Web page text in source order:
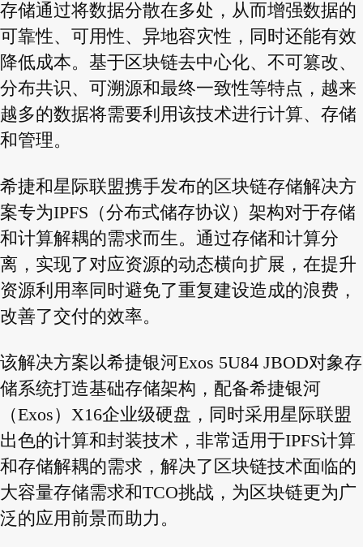
存储通过将数据分散在多处，从而增强数据的
可靠性、可用性、异地容灾性，同时还能有效
降低成本。基于区块链去中心化、不可篡改、
分布共识、可溯源和最终一致性等特点，越来
越多的数据将需要利用该技术进行计算、存储
和管理。
希捷和星际联盟携手发布的区块链存储解决方
案专为IPFS（分布式储存协议）架构对于存储
和计算解耦的需求而生。通过存储和计算分
离，实现了对应资源的动态横向扩展，在提升
资源利用率同时避免了重复建设造成的浪费，
改善了交付的效率。
该解决方案以希捷银河Exos 5U84 JBOD对象存
储系统打造基础存储架构，配备希捷银河
（Exos）X16企业级硬盘，同时采用星际联盟
出色的计算和封装技术，非常适用于IPFS计算
和存储解耦的需求，解决了区块链技术面临的
大容量存储需求和TCO挑战，为区块链更为广
泛的应用前景而助力。